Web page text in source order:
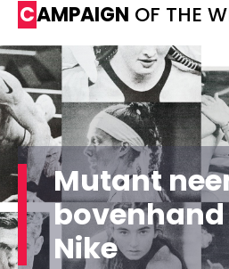
CAMPAIGN OF THE
Mutant
Nike